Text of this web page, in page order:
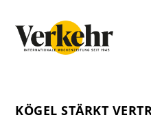
KÖGEL STÄRKT